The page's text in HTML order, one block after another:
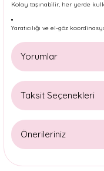
Kolay taşınabilir, her yerde
Yaratıcılığı ve el-göz
Yorumlar
Taksit Seçenekleri
Önerileriniz
Bu ürünün fiyat bilgisi,